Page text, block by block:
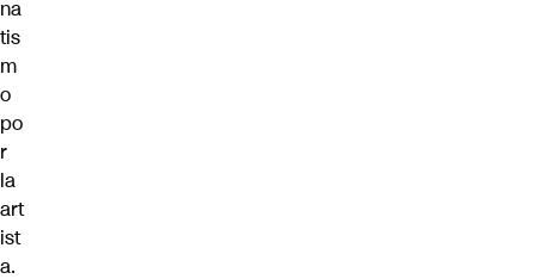
na
tis
m
o
po
r
la
art
ist
a.